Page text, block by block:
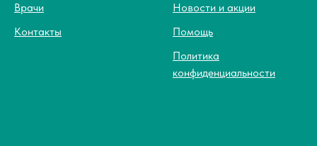
Врачи
Контакты
Новости и акции
Помощь
Политика
конфиденциальности